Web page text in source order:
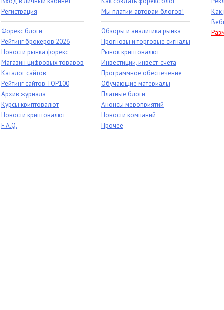
Регистрация
Форекс блоги
Рейтинг брокеров 2026
Новости рынка форекс
Магазин цифровых товаров
Каталог сайтов
Рейтинг сайтов TOP100
Архив журнала
Курсы криптовалют
Новости криптовалют
F.A.Q.
Мы платим авторам блогов!
Обзоры и аналитика рынка
Прогнозы и торговые сигналы
Рынок криптовалют
Инвестиции, инвест-счета
Программное обеспечение
Обучающие материалы
Платные блоги
Анонсы мероприятий
Новости компаний
Прочее
Как